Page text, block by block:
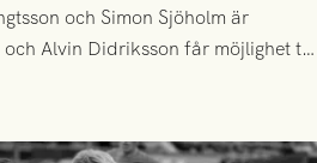
och Simon Sjöholm är
Alvin Didriksson får möjlighet till